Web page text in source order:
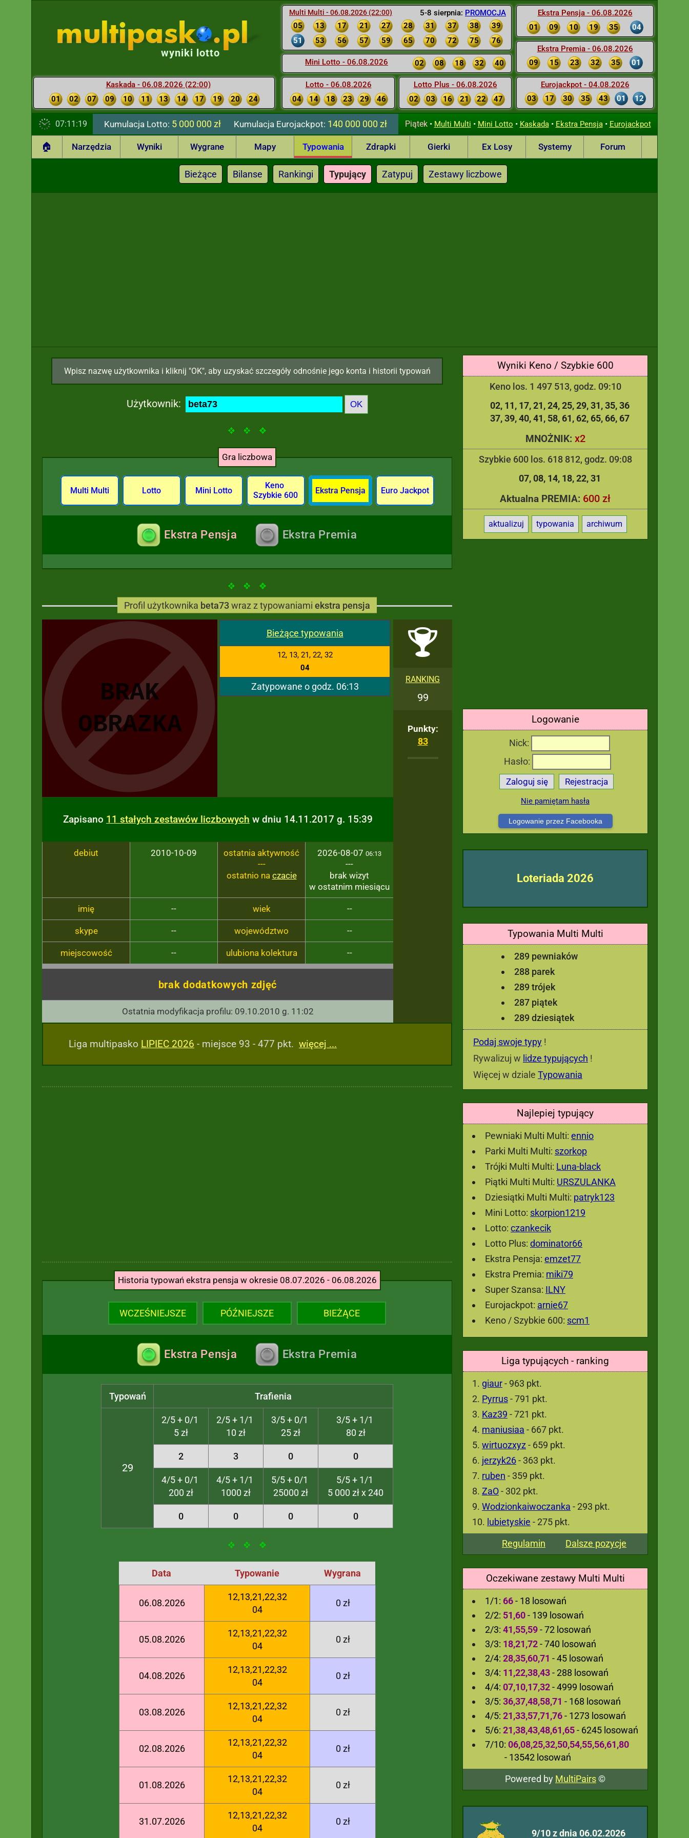
5-8 sierpnia: PROMOCJA
Multi Multi - 06.08.2026 (22:00)
05 13 17 21 27 28 31 37 38
39
51
53 56 57 59 65 70 72 75 76
Mini Lotto - 06.08.2026 02 08 18 32 40
Lotto - 06.08.2026
04
14 18 23 29 46
Lotto Plus - 06.08.2026
02
03 16 21 22 47
Ekstra Pensja - 06.08.2026
01
09 10 19 35 04
Ekstra Premia - 06.08.2026
09
15 23 32 35 01
Eurojackpot - 04.08.2026
03
17 30 35 43 01 12
wyniki lotto
Kaskada - 06.08.2026 (22:00)
01
02 07 09 10 11 13 14 17 19 20 24
07:11:20 Kumulacja Lotto: 5 000 000 zł KumulacjaEurojackpot: 140 000 000 zł Piątek• Multi Multi • Mini Lotto • Kaskada• Ekstra Pensja• Eurojackpot
🏠 Narzędzia Wyniki Wygrane Mapy Typowania Zdrapki Gierki Ex Losy Systemy Forum
Bieżące Bilanse Rankingi Typujący Zatypuj Zestawy liczbowe
Wyniki Keno / Szybkie 600
Keno los. 1 497 513, godz. 09:10
02 11 17 21 24 25 29 31 35 36
37 39 40 41 58 61 62 65 66 67
MNOŻNIK: x2
Szybkie 600 los. 618 812, godz. 09:08
07 08 14 18 22 31
Aktualna PREMIA: 600 zł
aktualizuj typowania archiwum
Logowanie
Nick:
Hasło:
Zaloguj się Rejestracja
Nie pamiętam hasła
Logowanie przez Facebooka
Loteriada 2026
Typowania Multi Multi
289 pewniaków
288 parek
289 trójek
287 piątek
289 dziesiątek
Podaj swoje typy !
Rywalizuj w lidze typujących !
Więcej w dziale Typowania
Najlepiej typujący
Pewniaki Multi Multi: ennio
Parki Multi Multi: szorkop
Trójki Multi Multi: Luna-black
Piątki Multi Multi: URSZULANKA
Dziesiątki Multi Multi: patryk123
Mini Lotto: skorpion1219
Lotto: czankecik
Lotto Plus: dominator66
Ekstra Pensja: emzet77
Ekstra Premia: miki79
Super Szansa: ILNY
Eurojackpot: arnie67
Keno / Szybkie 600: scm1
Liga typujących - ranking
giaur- 963 pkt.
Pyrrus- 791 pkt.
Kaz39 - 721 pkt.
maniusiaa - 667 pkt.
wirtuozxyz - 659 pkt.
jerzyk26- 363 pkt.
ruben - 359 pkt.
ZaO- 302 pkt.
Wodzionkaiwoczanka - 293 pkt.
lubietyskie - 275 pkt.
Regulamin
Dalsze pozycje
Oczekiwane zestawy Multi Multi
1/1: 66- 18 losowań
2/2: 51,60- 139 losowań
2/3: 41,55,59- 72 losowań
3/3: 18,21,72- 740 losowań
2/4: 28,35,60,71 - 45 losowań
3/4: 11,22,38,43- 288 losowań
4/4: 07,10,17,32- 4999 losowań
3/5: 36,37,48,58,71 - 168 losowań
4/5: 21,33,57,71,76- 1273 losowań
5/6: 21,38,43,48,61,65- 6245 losowań
7/10: 06,08,25,32,50,54,55,56,61,80
- 13542 losowań
Powered by MultiPairs©
9/10 z dnia 06.02.2026
Wpisz nazwę użytkownika i kliknij "OK", aby uzyskać szczegóły odnośnie jego konta i historii typowań
Użytkownik:
Gra liczbowa
Multi Multi Lotto Mini Lotto
Keno
Szybkie 600
Ekstra Pensja Euro Jackpot
Ekstra Pensja Ekstra Premia
Profil użytkownika beta73wraz z typowaniami ekstra pensja
Bieżące typowania
12, 13, 21, 22, 32
04
Zatypowane o godz. 06:13
RANKING
99
Punkty:
83
Zapisano 11 stałych zestawów liczbowych w dniu 14.11.2017 g. 15:39
debiut 2010-10-09
ostatnia aktywność
---
ostatnio na czacie
2026-08-07 06:13
---
brak wizyt
w ostatnim miesiącu
imię -- wiek --
skype -- województwo --
miejscowość -- ulubiona kolektura --
brak dodatkowych zdjęć
Ostatnia modyfikacja profilu: 09.10.2010 g. 11:02
Liga multipasko LIPIEC 2026 - miejsce 93 - 477 pkt. więcej ...
Historia typowań ekstra pensja w okresie 08.07.2026 - 06.08.2026
WCZEŚNIEJSZE PÓŹNIEJSZE BIEŻĄCE
Ekstra Pensja Ekstra Premia
Typowań Trafienia
29
2/5 + 0/1
5 zł
2/5 + 1/1
10 zł
3/5 + 0/1
25 zł
3/5 + 1/1
80 zł
2 3 0 0
4/5 + 0/1
200 zł
4/5 + 1/1
1000 zł
5/5 + 0/1
25000 zł
5/5 + 1/1
5 000 zł x 240
0 0 0 0
Data Typowanie Wygrana
06.08.2026
12,13,21,22,32
04
0 zł
05.08.2026
12,13,21,22,32
04
0 zł
04.08.2026
12,13,21,22,32
04
0 zł
03.08.2026
12,13,21,22,32
04
0 zł
02.08.2026
12,13,21,22,32
04
0 zł
01.08.2026
12,13,21,22,32
04
0 zł
31.07.2026
12,13,21,22,32
04
0 zł